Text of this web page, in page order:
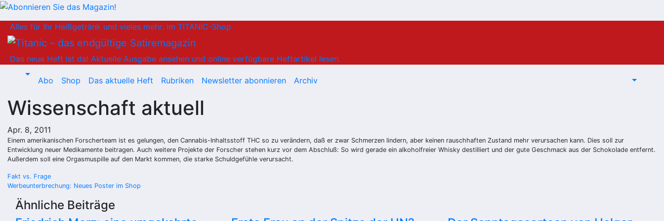
Inhalt
springen
Alles für Ihr Heißgetränk und vieles mehr: im TITANIC-Shop
Das neue Heft ist da! Aktuelle Ausgabe ansehen und online verfügbare Heftartikel lesen.
Abo Shop Das aktuelle Heft Rubriken Newsletter abonnieren Archiv
Wissenschaft aktuell
Apr. 8, 2011
Einem amerikanischen Forscherteam ist es gelungen, den Cannabis-Inhaltsstoff THC so zu verändern, daß er zwar Schmerzen lindern, aber keinen rauschhaften Zustand mehr verursachen kann. Dies soll zur
Entwicklung neuer Medikamente beitragen. Auch weitere Projekte der Forscher stehen kurz vor dem Abschluß: So wird gerade ein alkoholfreier Whisky destilliert und der gute Geschmack aus der Schokolade entfernt.
Außerdem soll eine Orgasmuspille auf den Markt kommen, die starke Schuldgefühle verursacht.
Beitragsnavigation
Fakt vs. Frage
Werbeunterbrechung: Neues Poster im Shop
Ähnliche Beiträge